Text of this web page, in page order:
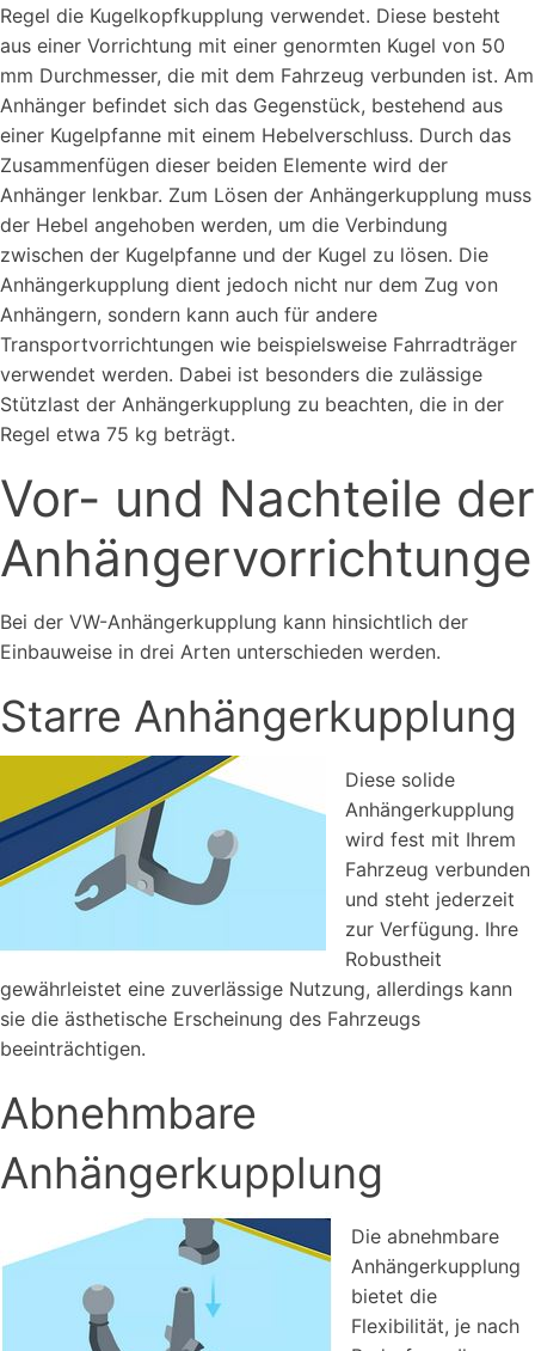
Regel die Kugelkopfkupplung verwendet. Diese besteht
aus einer Vorrichtung mit einer genormten Kugel von 50
mm Durchmesser, die mit dem Fahrzeug verbunden ist. Am
Anhänger befindet sich das Gegenstück, bestehend aus
einer Kugelpfanne mit einem Hebelverschluss. Durch das
Zusammenfügen dieser beiden Elemente wird der
Anhänger lenkbar. Zum Lösen der Anhängerkupplung muss
der Hebel angehoben werden, um die Verbindung
zwischen der Kugelpfanne und der Kugel zu lösen. Die
Anhängerkupplung dient jedoch nicht nur dem Zug von
Anhängern, sondern kann auch für andere
Transportvorrichtungen wie beispielsweise Fahrradträger
verwendet werden. Dabei ist besonders die zulässige
Stützlast der Anhängerkupplung zu beachten, die in der
Regel etwa 75 kg beträgt.
Vor- und Nachteile der
Bei der VW-Anhängerkupplung kann hinsichtlich der
Einbauweise in drei Arten unterschieden werden.
Starre Anhängerkupplung
Diese solide
Anhängerkupplung
wird fest mit Ihrem
Fahrzeug verbunden
und steht jederzeit
zur Verfügung. Ihre
Robustheit
gewährleistet eine zuverlässige Nutzung, allerdings kann
sie die ästhetische Erscheinung des Fahrzeugs
beeinträchtigen.
Abnehmbare
Anhängerkupplung
Die abnehmbare
Anhängerkupplung
bietet die
Flexibilität, je nach